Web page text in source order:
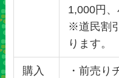
1,000円
※道民割
ります。
購入
・前売り